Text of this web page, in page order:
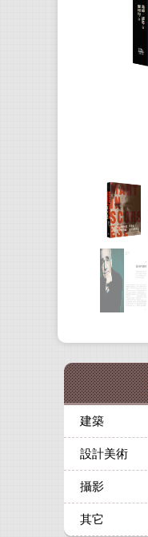
建築
設計美術
攝影
其它